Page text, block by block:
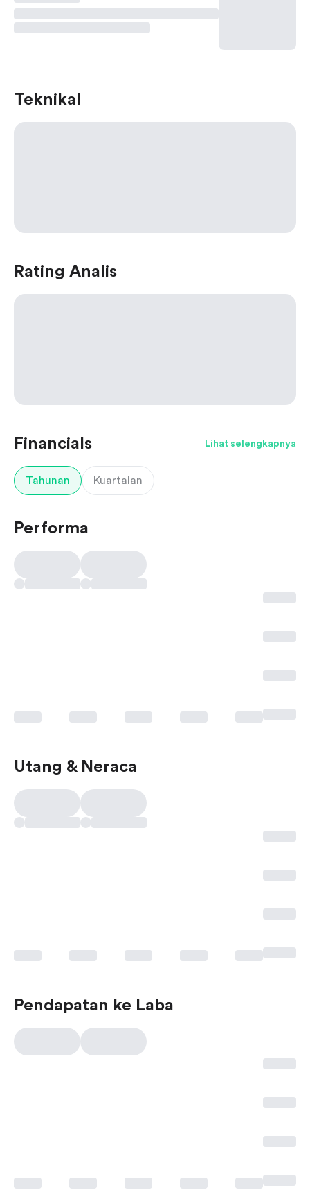
Teknikal
Rating Analis
Financials Lihat selengkapnya
Tahunan Kuartalan
Performa
Utang & Neraca
Pendapatan ke Laba